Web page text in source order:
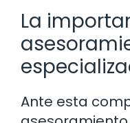
La
Ante esta